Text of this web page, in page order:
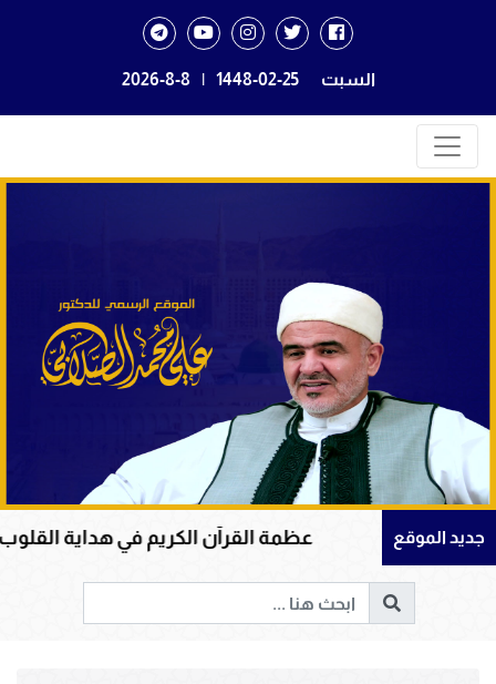
السبت 1448-02-25
|
2026-8-8
جديد الموقع
عظمة القرآن الكريم في هداية القلوب وإصلاح